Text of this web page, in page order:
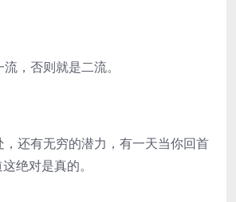
，否则就是二流。
还有无穷的潜力，有一天当你回首
绝对是真的。